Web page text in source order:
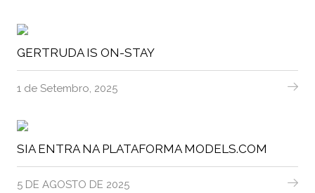
GERTRUDA IS ON-STAY
1 de Setembro, 2025
SIA ENTRA NA PLATAFORMA MODELS.COM
5 DE AGOSTO DE 2025